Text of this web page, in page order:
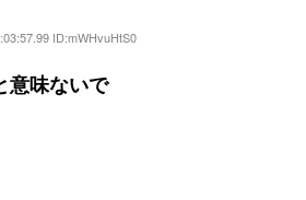
ID:mWHvuHtS0
意味ないで